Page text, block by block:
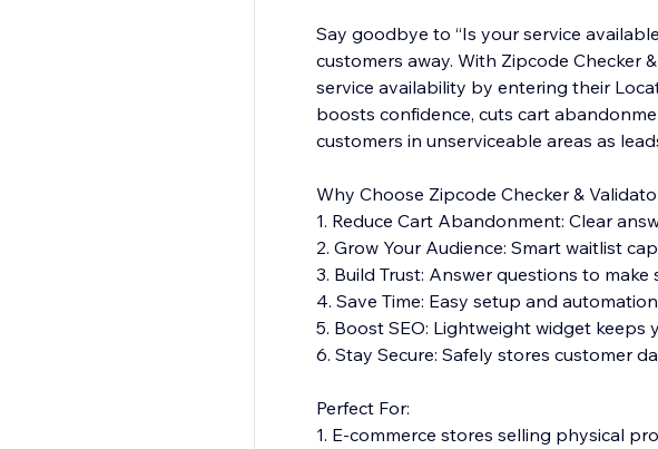
Say goodbye to “Is your service
customers away. With Zipcode Checker
service availability by entering their
boosts confidence, cuts cart
customers in unserviceable areas as
Why Choose Zipcode Checker &
1. Reduce Cart Abandonment: Clear
2. Grow Your Audience: Smart waitlist
3. Build Trust: Answer questions to
4. Save Time: Easy setup and
5. Boost SEO: Lightweight widget
6. Stay Secure: Safely stores customer
Perfect For:
1. E-commerce stores selling physical